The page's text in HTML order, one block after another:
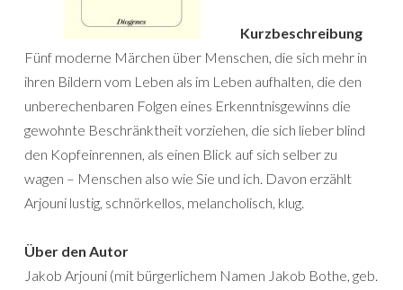
Kurzbeschreibung
Fünf moderne Märchen über Menschen, die sich mehr in
ihren Bildern vom Leben als im Leben aufhalten, die den
unberechenbaren Folgen eines Erkenntnisgewinns die
gewohnte Beschränktheit vorziehen, die sich lieber blind
den Kopfeinrennen, als einen Blick auf sich selber zu
wagen – Menschen also wie Sie und ich. Davon erzählt
Arjouni lustig, schnörkellos, melancholisch, klug.
Über den Autor
Jakob Arjouni (mit bürgerlichem Namen Jakob Bothe, geb.